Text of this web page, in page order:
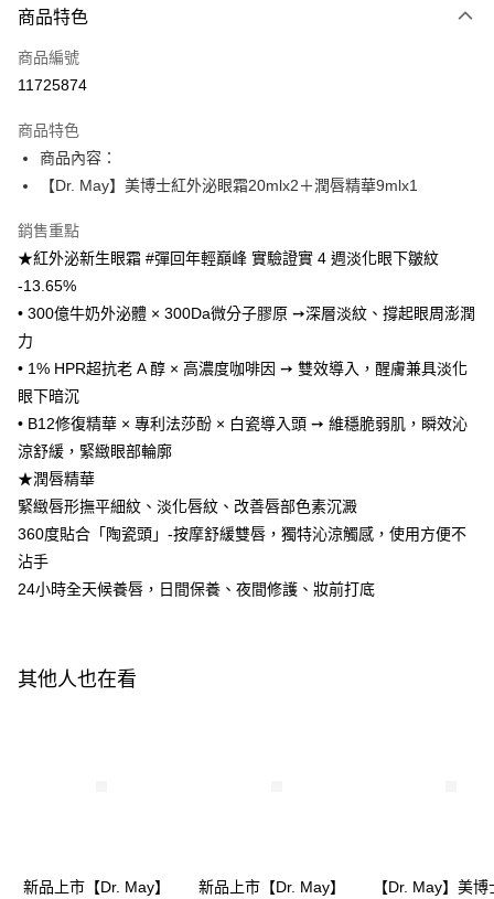
LINE Pay
Apple Pay
悠遊付
Google Pay
全盈+PAY
AFTEE先享後付
相關說明
【關於「AFTEE先享後付」】
AFTEE先享後付是「在收到商品之後才付款」的支付方式。 讓您購物簡單
１．簡單：不需註冊會員、不需綁卡、不需儲值。
２．便利：只要手機號碼，簡訊認證，即可結帳。
３．安心：先確認商品／服務後，再付款。
【「AFTEE先享後付」結帳流程】
１．於結帳方式選擇「AFTEE先享後付」後，將跳轉至「AFTEE先享後付」
２．訂單成立數日內，您將收到繳費通知簡訊。
３．收到繳費通知簡訊後14天內，點擊此簡訊中的連結，可透過四大超商／
ATM／網路銀行／等多元方式進行付款，方視為交易完成。
※ 請注意：結帳手續完成當下不需立刻繳費，但若您需要取消訂單，請聯絡
購買商品的店家。未經商家同意取消之訂單仍視為有效，需透過AFTEE先享
客戶支援中心」https://netprotections.freshdesk.com/support/home
４．使用「AFTEE先享後付」時，將依據個別帳號之用戶狀況，依本公司即
ATM付款
運送方式
全家付款取貨
每筆NT$100，滿NT$600(含以上)免運費
付款後全家取貨
萊爾富取貨付款
每筆NT$100，滿NT$600(含以上)免運費
商品特色
商品編號
11725874
商品特色
商品內容：
【Dr. May】美博士紅外泌眼霜20mlx2＋潤唇精華9mlx1
銷售重點
★紅外泌新生眼霜 #彈回年輕巔峰 實驗證實 4 週淡化眼下皺紋
-13.65%
• 300億牛奶外泌體 × 300Da微分子膠原 ➙深層淡紋、撐起眼周澎潤
力
• 1% HPR超抗老 A 醇 × 高濃度咖啡因 ➙ 雙效導入，醒膚兼具淡化
眼下暗沉
• B12修復精華 × 專利法莎酚 × 白瓷導入頭 ➙ 維穩脆弱肌，瞬效沁
涼舒緩，緊緻眼部輪廓
★潤唇精華
緊緻唇形撫平細紋、淡化唇紋、改善唇部色素沉澱
360度貼合「陶瓷頭」-按摩舒緩雙唇，獨特沁涼觸感，使用方便不
沾手
24小時全天候養唇，日間保養、夜間修護、妝前打底
其他人也在看
新品上市【Dr. May】
新品上市【Dr. May】
【Dr. May】美博